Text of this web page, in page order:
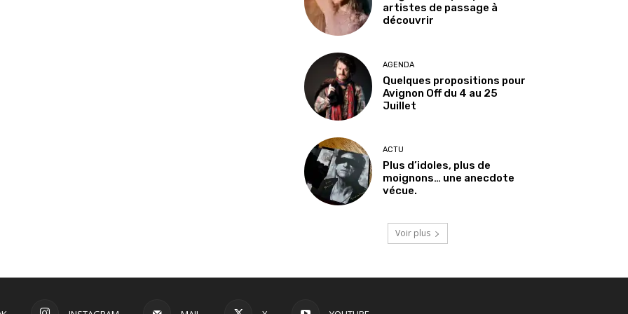
artistes de passage à
découvrir
AGENDA
Quelques propositions pour
Avignon Off du 4 au 25
Juillet
ACTU
Plus d’idoles, plus de
moignons… une anecdote
vécue.
Voir plus